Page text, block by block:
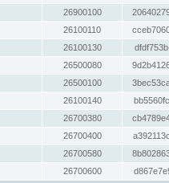
26900100
26100110
26100130
26500080
26500100
26100140
26700380
26700400
26700580
26700600